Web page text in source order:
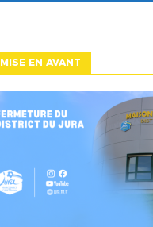
MISE EN AVANT